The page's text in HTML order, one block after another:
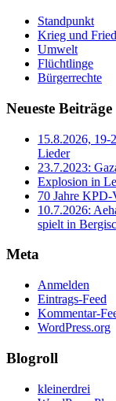
Standpunkt
Krieg und
Umwelt
Flüchtlinge
Bürgerrechte
Neueste Beiträge
15.8.2026, 19-
Lieder
23.7.2023:
Explosion in
70 Jahre
10.7.2026:
spielt in
Meta
Anmelden
Eintrags-Feed
Kommentar-
WordPress.org
Blogroll
kleinerdrei